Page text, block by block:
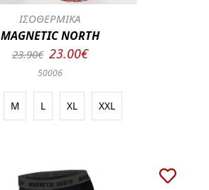
ΙΣΟΘΕΡΜΙΚΑ
MAGNETIC NORTH
23.90€ 23.00€
50006
M L XL XXL